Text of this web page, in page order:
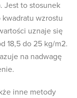
Jest to stosunek
kwadratu wzrostu
uznaje się
18,5 do 25 kg/m2.
na nadwagę
inne metody